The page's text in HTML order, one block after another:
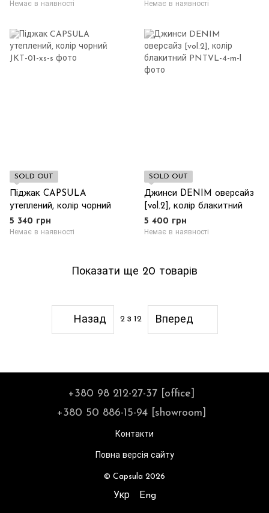
Немає в наявності
Немає в наявності
SOLD OUT
Піджак CAPSULA
утеплений, колір чорний
5 340 грн
Немає в наявності
SOLD OUT
Джинси DENIM оверсайз
[vol.2], колір блакитний
5 400 грн
Немає в наявності
Показати ще 20 товарів
Назад 2з 12 Вперед
+380 98 212-27-37 [office]
+380 50 886-15-94 [showroom]
Контакти
Повна версія сайту
© Capsula 2026
Укр Eng